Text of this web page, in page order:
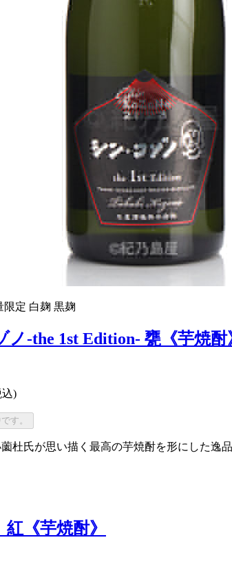
限定 白麹 黒麹
ノ-the 1st Edition- 甕《芋焼酎
込)
す。
薗杜氏が思い描く最高の芋焼酎を形にした逸品
《芋焼酎》